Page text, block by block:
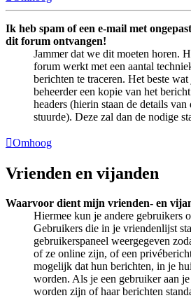
Ik heb spam of een e-mail met
dit forum ontvangen!
Jammer dat we dit moeten horen.
forum werkt met een aantal
berichten te traceren. Het beste
beheerder een kopie van het
headers (hierin staan de details
stuurde). Deze zal dan de nodige
Omhoog
Vrienden en vijanden
Waarvoor dient mijn vrienden- en
Hiermee kun je andere gebruikers
Gebruikers die in je vriendenlijst
gebruikerspaneel weergegeven
of ze online zijn, of een
mogelijk dat hun berichten, in je
worden. Als je een gebruiker aan
worden zijn of haar berichten